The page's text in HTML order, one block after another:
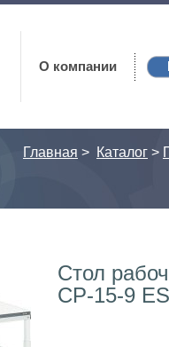
О компании
Главная > Каталог >
Стол
СР-15-9